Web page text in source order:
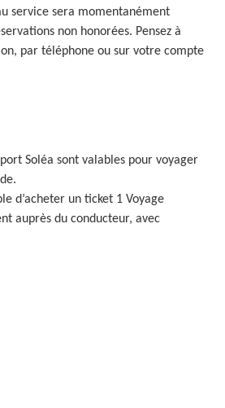
service sera momentanément
non honorées. Pensez à
par téléphone ou sur votre compte
Soléa sont valables pour voyager
d’acheter un ticket 1 Voyage
auprès du conducteur, avec